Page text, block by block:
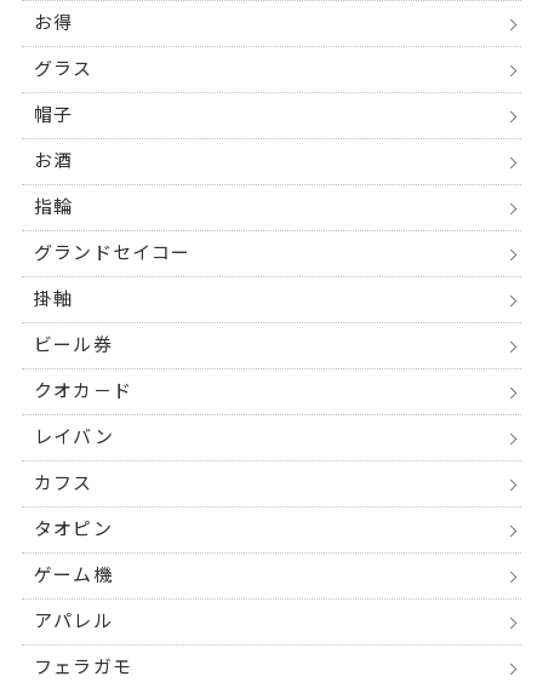
お得
グラス
帽子
お酒
指輪
グランドセイコー
掛軸
ビール券
クオカ－ド
レイバン
カフス
タオピン
ゲーム機
アパレル
フェラガモ